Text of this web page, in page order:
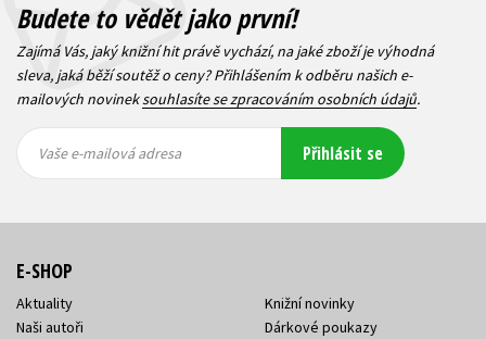
Budete to vědět jako první!
Zajímá Vás, jaký knižní hit právě vychází, na jaké zboží je výhodná
sleva, jaká běží soutěž o ceny? Přihlášením k odběru našich e-
mailových novineksouhlasíte se zpracováním osobních údajů.
mailová
mailová
Vaše e-mailová adresa Přihlásit se
E-SHOP
Aktuality
Naši autoři
Knižní novinky
Dárkové poukazy